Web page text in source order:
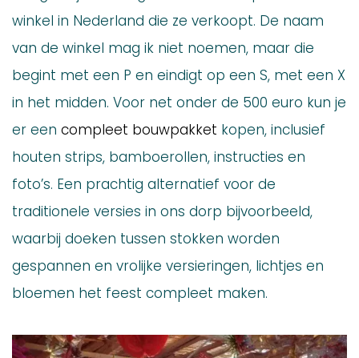
winkel in Nederland die ze verkoopt. De naam
van de winkel mag ik niet noemen, maar die
begint met een P en eindigt op een S, met een X
in het midden. Voor net onder de 500 euro kun je
er een compleet bouwpakket kopen, inclusief
houten strips, bamboerollen, instructies en
foto’s. Een prachtig alternatief voor de
traditionele versies in ons dorp bijvoorbeeld,
waarbij doeken tussen stokken worden
gespannen en vrolijke versieringen, lichtjes en
bloemen het feest compleet maken.